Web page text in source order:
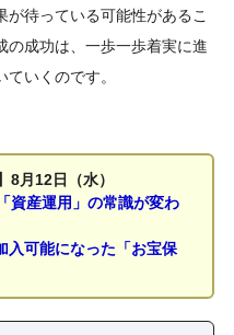
が待っている可能性があるこ
の成功は、一歩一歩着実に進
いくのです。
8月12日（水）
資産運用」の常識が変わ
入可能になった「お宝保